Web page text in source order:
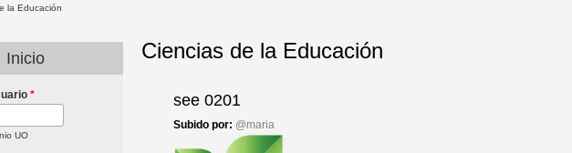
la Educación
Ciencias de la Educación
see 0201
Subido por: @maria
Páginas
Inicio
*
UO